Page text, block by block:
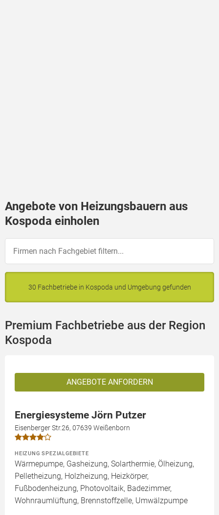
Angebote von Heizungsbauern aus
Kospoda einholen
30 Fachbetriebe in Kospoda und Umgebung gefunden
Premium Fachbetriebe aus der Region
Kospoda
ANGEBOTE ANFORDERN
Energiesysteme Jörn Putzer
Eisenberger Str.26, 07639 Weißenborn
HEIZUNG SPEZIALGEBIETE
Wärmepumpe, Gasheizung, Solarthermie, Ölheizung,
Pelletheizung, Holzheizung, Heizkörper,
Fußbodenheizung, Photovoltaik, Badezimmer,
Wohnraumlüftung, Brennstoffzelle, Umwälzpumpe